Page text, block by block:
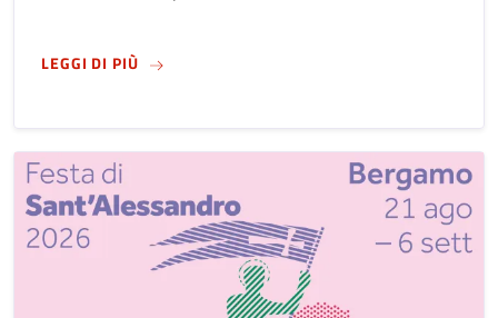
LEGGI DI PIÙSUIL COMUNE DI BERGAMO ACCETTA LA